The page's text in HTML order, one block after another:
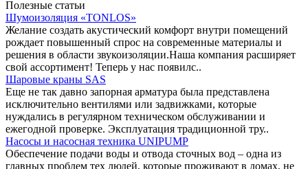
Полезные статьи
Шумоизоляция «TONLOS»
Желание создать акустический комфорт внутри помещений
рождает повышенный спрос на современные материалы и
решения в области звукоизоляции.Наша компания расширяет
свой ассортимент! Теперь у нас появилс..
Шаровые краны SAS
Еще не так давно запорная арматура была представлена
исключительно вентилями или задвижками, которые
нуждались в регулярном техническом обслуживании и
ежегодной проверке. Эксплуатация традиционной тру..
Насосы и насосная техника UNIPUMP
Обеспечение подачи воды и отвода сточных вод – одна из
главных проблем тех людей, которые проживают в домах, не